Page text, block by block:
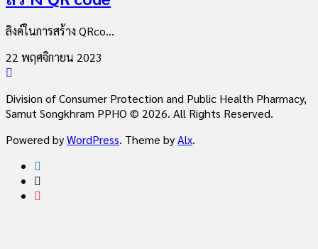
ลิงค์ในการสร้าง QRco...
22 พฤศจิกายน 2023
Division of Consumer Protection and Public Health Pharmacy,
Samut Songkhram PPHO © 2026. All Rights Reserved.
Powered byWordPress. Theme byAlx.